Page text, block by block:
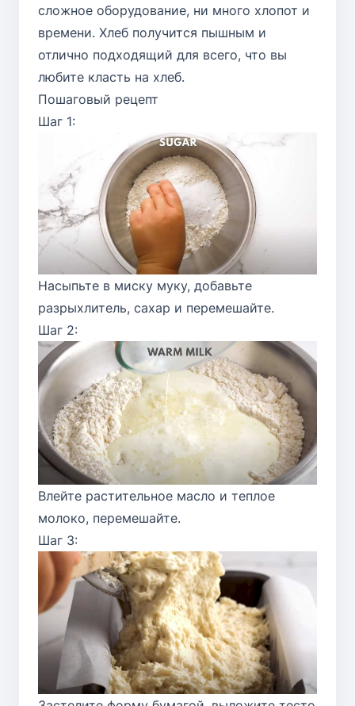
сложное оборудование, ни много хлопот и
времени. Хлеб получится пышным и
отлично подходящий для всего, что вы
любите класть на хлеб.
Пошаговый рецепт
Шаг 1:
Насыпьте в миску муку, добавьте
разрыхлитель, сахар и перемешайте.
Шаг 2:
Влейте растительное масло и теплое
молоко, перемешайте.
Шаг 3: